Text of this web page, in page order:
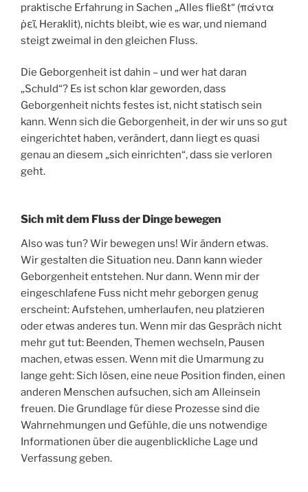
praktische Erfahrung in Sachen „Alles fließt“ (πάντα
ῥεῖ, Heraklit), nichts bleibt, wie es war, und niemand
steigt zweimal in den gleichen Fluss.
Die Geborgenheit ist dahin – und wer hat daran
„Schuld“? Es ist schon klar geworden, dass
Geborgenheit nichts festes ist, nicht statisch sein
kann. Wenn sich die Geborgenheit, in der wir uns so gut
eingerichtet haben, verändert, dann liegt es quasi
genau an diesem „sich einrichten“, dass sie verloren
geht.
Sich mit dem Fluss der Dinge bewegen
Also was tun? Wir bewegen uns! Wir ändern etwas.
Wir gestalten die Situation neu. Dann kann wieder
Geborgenheit entstehen. Nur dann. Wenn mir der
eingeschlafene Fuss nicht mehr geborgen genug
erscheint: Aufstehen, umherlaufen, neu platzieren
oder etwas anderes tun. Wenn mir das Gespräch nicht
mehr gut tut: Beenden, Themen wechseln, Pausen
machen, etwas essen. Wenn mit die Umarmung zu
lange geht: Sich lösen, eine neue Position finden, einen
anderen Menschen aufsuchen, sich am Alleinsein
freuen. Die Grundlage für diese Prozesse sind die
Wahrnehmungen und Gefühle, die uns notwendige
Informationen über die augenblickliche Lage und
Verfassung geben.